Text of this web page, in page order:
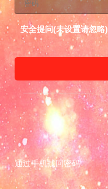
安全提问(未设置请忽略)
通过手机找回密码